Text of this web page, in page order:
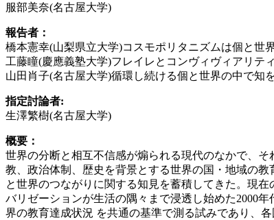
服部美奈(名古屋大学)
報告者：
橋本憲幸(山梨県立大学)コスモポリタニズムは個と世
工藤瞳(慶應義塾大学)フレイレとコンヴィヴィアリテ
山田肖子(名古屋大学)循環し続ける個と世界の中で知
指定討論者:
生澤繁樹(名古屋大学)
概要：
世界の分断と相互不信感が煽られる現代のなかで、
教、政治体制、歴史を背景とする世界の国・地域の
と世界のつながりに関する知見を蓄積してきた。現
バリゼーションが生活の隅々まで浸透し始めた2000
界の教育達成状況 を共通の基準で測る試みであり、